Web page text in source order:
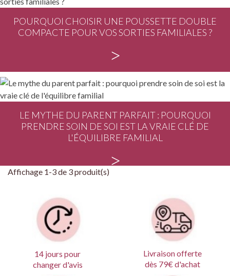
POURQUOI CHOISIR UNE POUSSETTE DOUBLE
COMPACTE POUR VOS SORTIES FAMILIALES ?
>
LE MYTHE DU PARENT PARFAIT : POURQUOI
PRENDRE SOIN DE SOI EST LA VRAIE CLÉ DE
L'ÉQUILIBRE FAMILIAL
>
Affichage 1-3 de 3 produit(s)
14 jours pour
changer d'avis
Livraison offerte
dès 79€ d'achat